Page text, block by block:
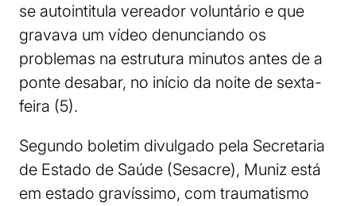
se autointitula vereador voluntário e que
gravava um vídeo denunciando os
problemas na estrutura minutos antes de a
ponte desabar, no início da noite de sexta-
feira (5).
Segundo boletim divulgado pela Secretaria
de Estado de Saúde (Sesacre), Muniz está
em estado gravíssimo, com traumatismo